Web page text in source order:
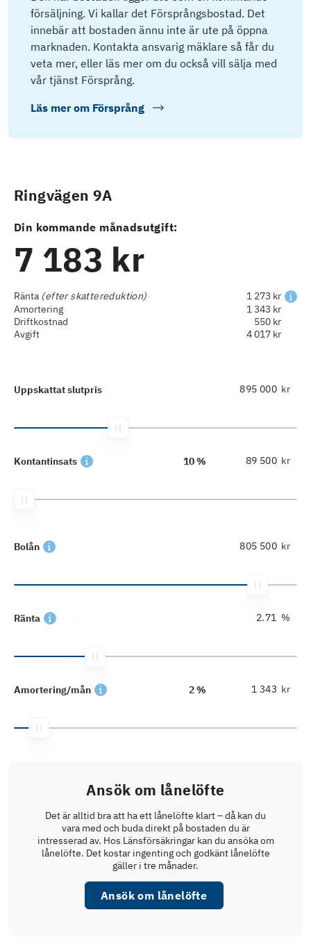
försäljning. Vi kallar det Försprångsbostad. Det
innebär att bostaden ännu inte är ute på öppna
marknaden. Kontakta ansvarig mäklare så får du
veta mer, eller läs mer om du också vill sälja med
vår tjänst Försprång.
Läs mer om Försprång
Ringvägen 9A
Din kommande månadsutgift:
7 183 kr
Ränta (efter skattereduktion)
1 273 kr
Amortering
1 343 kr
Driftkostnad
550 kr
Avgift
4 017 kr
Uppskattat slutpris kr
Kontantinsats 10 % kr
Bolån kr
Ränta %
Amortering/mån 2 % kr
Ansök om lånelöfte
Det är alltid bra att ha ett lånelöfte klart – då kan du
vara med och buda direkt på bostaden du är
intresserad av. Hos Länsförsäkringar kan du ansöka om
lånelöfte. Det kostar ingenting och godkänt lånelöfte
gäller i tre månader.
Ansök om lånelöfte